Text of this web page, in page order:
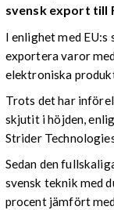
svensk export till
I enlighet med
exportera varor
elektroniska
Trots det har
skjutit i höjden,
Strider
Sedan den
svensk teknik med
procent jämfört